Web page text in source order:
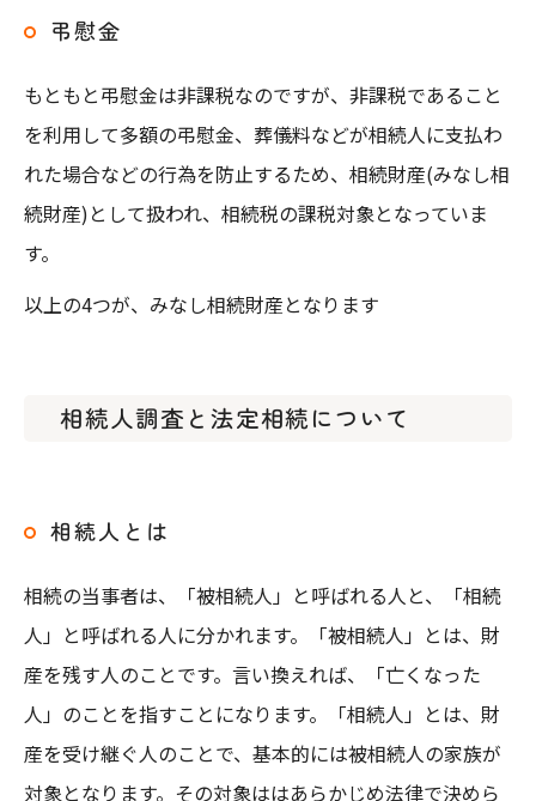
弔慰金
もともと弔慰金は非課税なのですが、非課税であること
を利用して多額の弔慰金、葬儀料などが相続人に支払わ
れた場合などの行為を防止するため、相続財産(みなし相
続財産)として扱われ、相続税の課税対象となっていま
す。
以上の4つが、みなし相続財産となります
相続人調査と法定相続について
相続人とは
相続の当事者は、「被相続人」と呼ばれる人と、「相続
人」と呼ばれる人に分かれます。「被相続人」とは、財
産を残す人のことです。言い換えれば、「亡くなった
人」のことを指すことになります。「相続人」とは、財
産を受け継ぐ人のことで、基本的には被相続人の家族が
対象となります。その対象ははあらかじめ法律で決めら